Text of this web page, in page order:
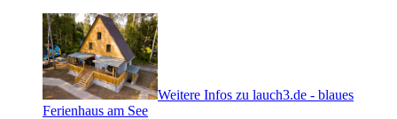
Weitere Infos zu lauch3.de - blaues
Ferienhaus am See